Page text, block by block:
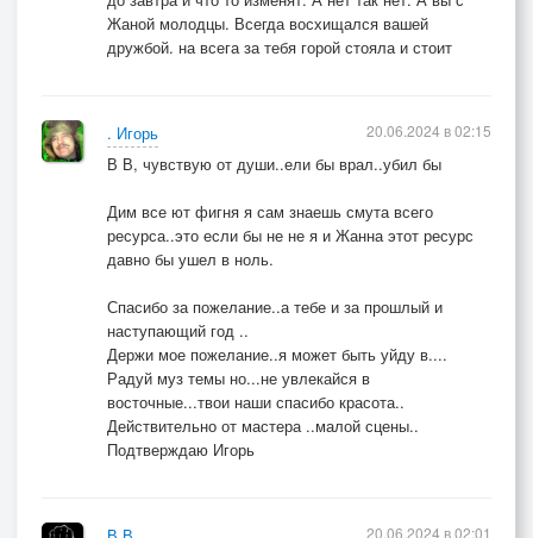
Жаной молодцы. Всегда восхищался вашей
дружбой. на всега за тебя горой стояла и стоит
. Игорь
В В, чувствую от души..ели бы врал..убил бы
Дим все ют фигня я сам знаешь смута всего
ресурса..это если бы не не я и Жанна этот ресурс
давно бы ушел в ноль.
Спасибо за пожелание..а тебе и за прошлый и
наступающий год ..
Держи мое пожелание..я может быть уйду в....
Радуй муз темы но...не увлекайся в
восточные...твои наши спасибо красота..
Действительно от мастера ..малой сцены..
Подтверждаю Игорь
20.06.2024 в 02:15
20.06.2024 в 02:01